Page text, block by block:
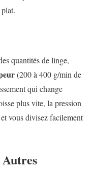
quantités de linge,
(200 à 400 g/min de
qui change
plus vite, la pression
vous divisez facilement